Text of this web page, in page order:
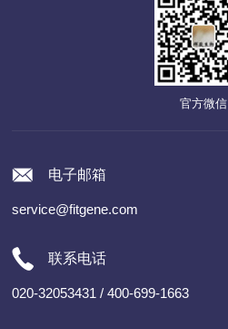
官方微信
电子邮箱
service@fitgene.com
联系电话
020-32053431 / 400-699-1663